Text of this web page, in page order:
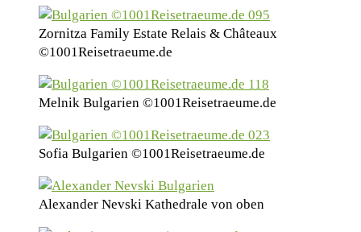
Zornitza Family Estate Relais & Châteaux
©1001Reisetraeume.de
Melnik Bulgarien ©1001Reisetraeume.de
Sofia Bulgarien ©1001Reisetraeume.de
Alexander Nevski Kathedrale von oben